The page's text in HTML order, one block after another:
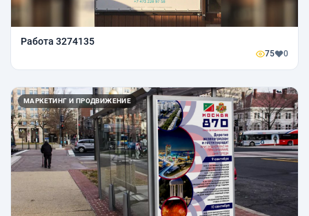
Работа 3274135
75 0
МАРКЕТИНГ И ПРОДВИЖЕНИЕ